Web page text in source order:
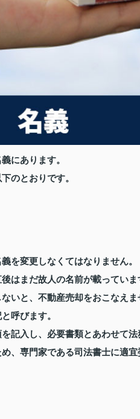
にあります。
のとおりです。
を変更しなくてはなりません。
はまだ故人の名前が載っていま
いと、不動産売却をおこなえま
呼びます。
記入し、必要書類とあわせて法
、専門家である司法書士に適宜